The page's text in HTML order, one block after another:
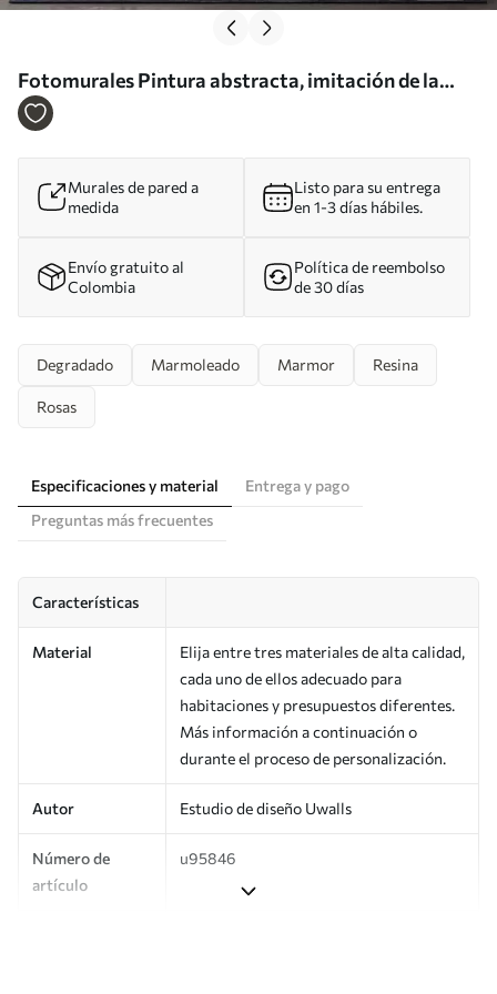
Fotomurales Pintura abstracta, imitación de la
superficie de mármol de la piedra Nr. u95846
Murales de pared a
medida
Listo para su entrega
en 1-3 días hábiles.
Envío gratuito al
Colombia
Política de reembolso
de 30 días
Degradado Marmoleado Marmor Resina
Rosas
Especificaciones y material
Entrega y pago
Preguntas más frecuentes
Características
Material
Elija entre tres materiales de alta calidad,
cada uno de ellos adecuado para
habitaciones y presupuestos diferentes.
Más información a continuación o
durante el proceso de personalización.
Autor Estudio de diseño Uwalls
Número de
artículo
u95846